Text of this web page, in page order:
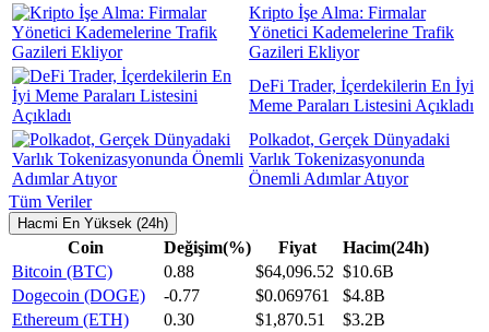
Kripto İşe Alma: Firmalar
Yönetici Kademelerine Trafik
Gazileri Ekliyor
DeFi Trader, İçerdekilerin En İyi
Meme Paraları Listesini Açıkladı
Polkadot, Gerçek Dünyadaki
Varlık Tokenizasyonunda
Önemli Adımlar Atıyor
Tüm Veriler
Hacmi En Yüksek (24h)
Coin Değişim(%) Fiyat
Hacim(24h)
Bitcoin (BTC)
0.88 $64,096.52 $10.6B
Dogecoin (DOGE)
-0.77 $0.069761
$4.8B
Ethereum (ETH)
0.30 $1,870.51
$3.2B